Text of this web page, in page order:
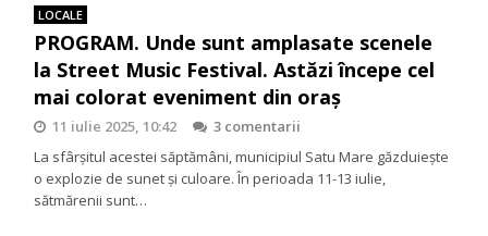
LOCALE
PROGRAM. Unde sunt amplasate scenele
la Street Music Festival. Astăzi începe cel
mai colorat eveniment din oraș
11 iulie 2025, 10:42
3 comentarii
La sfârșitul acestei săptămâni, municipiul Satu Mare găzduiește
o explozie de sunet și culoare. În perioada 11-13 iulie,
sătmărenii sunt…